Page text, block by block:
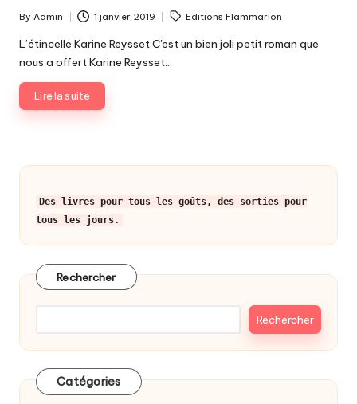
Posted
by
By Admin 1 janvier 2019
Tags: Editions Flammarion
L’étincelle Karine Reysset C'est un bien joli petit roman que
nous a offert Karine Reysset…
Lire la suite
Des livres pour tous les goûts, des sorties pour
tous les jours.
Rechercher
Rechercher
Catégories